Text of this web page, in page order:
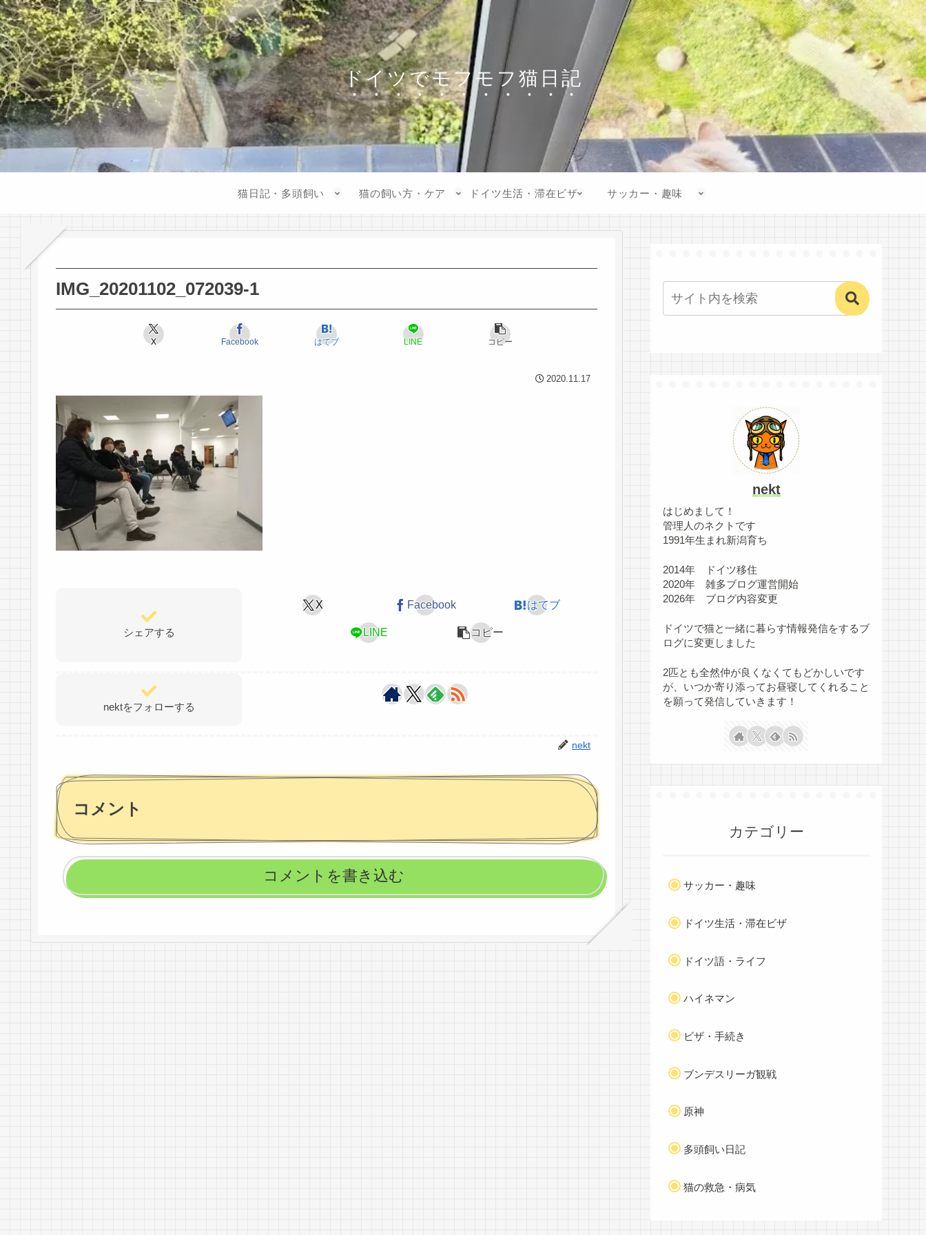
ドイツでモフモフ猫日記
猫日記・多頭飼い 猫の飼い方・ケア ドイツ生活・滞在ビザ サッカー・趣味
IMG_20201102_072039-1
X Facebook はてブ LINE コピー
2020.11.17
シェアする
X Facebook はてブ
LINE コピー
nektをフォローする
nekt
コメント
コメントを書き込む
nekt
はじめまして！
管理人のネクトです
1991年生まれ新潟育ち
2014年 ドイツ移住
2020年 雑多ブログ運営開始
2026年 ブログ内容変更
ドイツで猫と一緒に暮らす情報発信をするブ
ログに変更しました
2匹とも全然仲が良くなくてもどかしいです
が、いつか寄り添ってお昼寝してくれること
を願って発信していきます！
カテゴリー
サッカー・趣味
ドイツ生活・滞在ビザ
ドイツ語・ライフ
ハイネマン
ビザ・手続き
ブンデスリーガ観戦
原神
多頭飼い日記
猫の救急・病気